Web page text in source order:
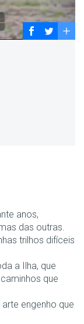
anos,
das outras.
trilhos difíceis
a Ilha, que
que
engenho que